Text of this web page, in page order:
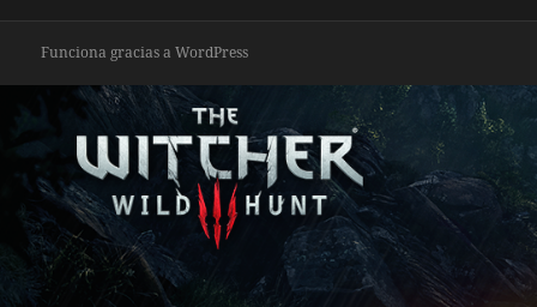
Funciona gracias a WordPress